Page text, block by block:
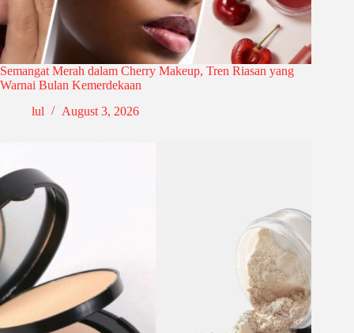
Semangat Merah dalam Cherry Makeup, Tren Riasan yang
Warnai Bulan Kemerdekaan
lul
August 3, 2026